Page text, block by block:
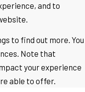
and to
to find out more. You
Note that
your experience
able to offer.